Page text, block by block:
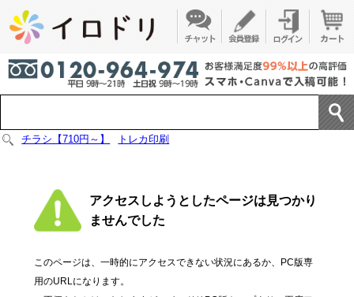
チラシ【710円～】 トレカ印刷
アクセスしようとしたページは見つかり
ませんでした
このページは、一時的にアクセスできない状況にあるか、PC版専
用のURLになります。